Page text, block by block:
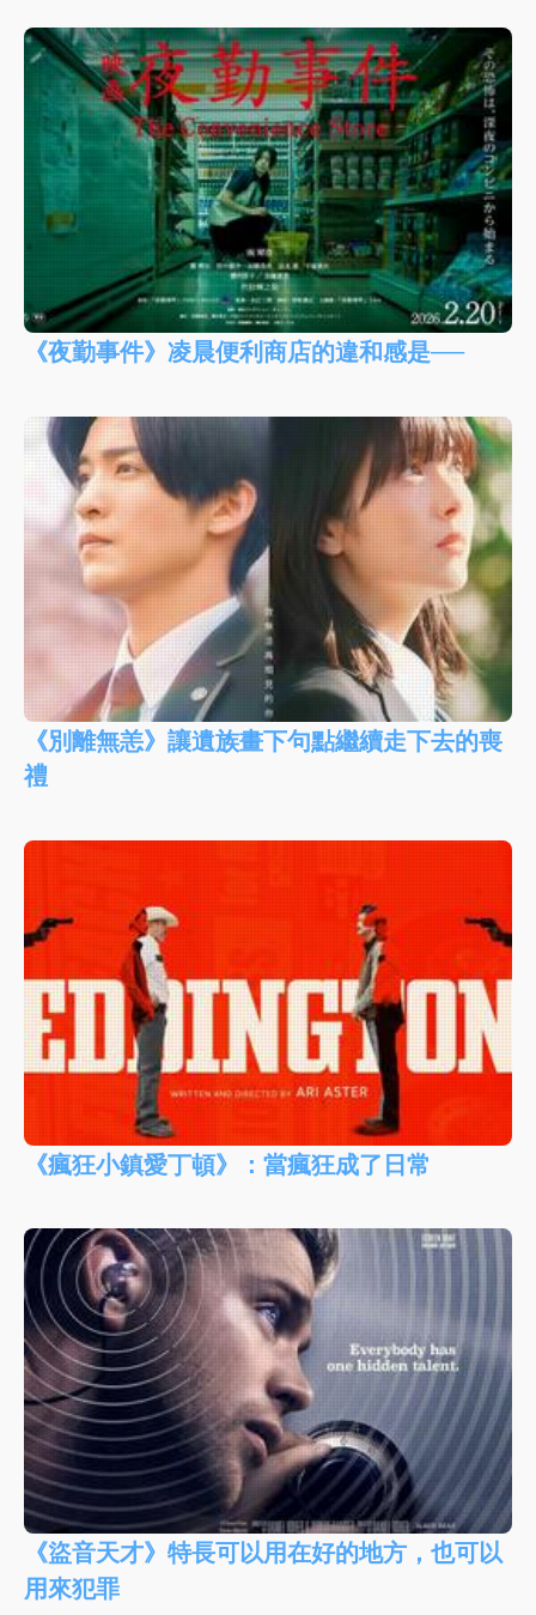
《夜勤事件》凌晨便利商店的違和感是──
《別離無恙》讓遺族畫下句點繼續走下去的喪
禮
《瘋狂小鎮愛丁頓》：當瘋狂成了日常
《盜音天才》特長可以用在好的地方，也可以
用來犯罪